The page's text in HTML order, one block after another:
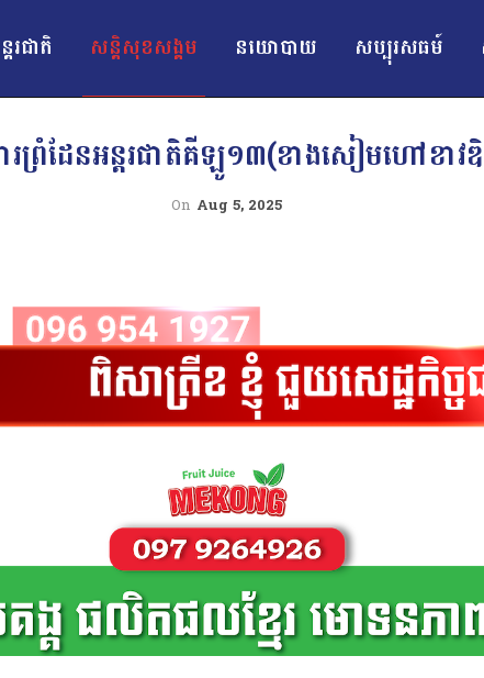
ដរជាតិ សន្តិសុខសង្គម នយោបាយ សប្បុរសធម៍
ារព្រំដែនអន្តរជាតិគីឡូ១៣(ខាងសៀមហៅខាវ
On Aug 5, 2025